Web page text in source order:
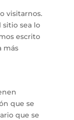
visitarnos.
sea lo
escrito
más
que se
que se